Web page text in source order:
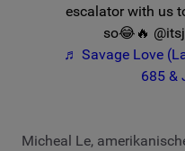
escalator with us
so😂🔥
♬ Savage Love
685 &
Micheal Le,